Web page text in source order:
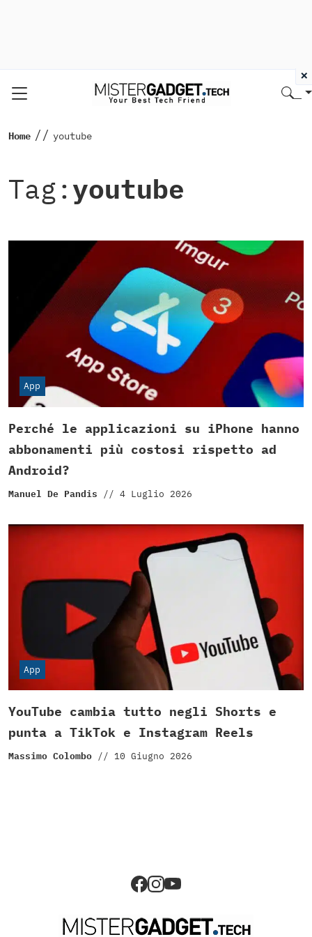
Home // youtube
Tag:youtube
App
Perché le applicazioni su iPhone hanno
abbonamenti più costosi rispetto ad
Android?
Manuel De Pandis // 4 Luglio 2026
App
YouTube cambia tutto negli Shorts e
punta a TikTok e Instagram Reels
Massimo Colombo // 10 Giugno 2026
×